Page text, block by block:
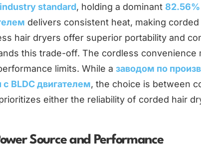
industry standard, holding a dominant
delivers consistent heat, making
hair dryers offer superior portability and
this trade-off. The cordless convenience
limits. While a заводом по
BLDC двигателем, the choice is between
either the reliability of corded hair
Source and Performance